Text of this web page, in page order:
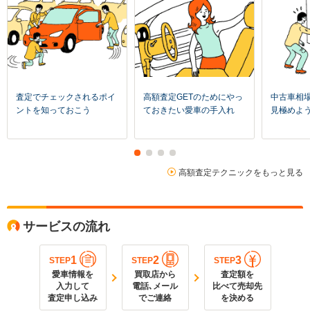
査定でチェックされるポイ
ントを知っておこう
高額査定GETのためにやっ
ておきたい愛車の手入れ
中古車相
見極めよ
高額査定テクニックをもっと見る
サービスの流れ
STEP1
愛車情報を
入力して
査定申し込み
STEP2
買取店から
電話､メール
でご連絡
STEP3
査定額を
比べて売却先
を決める